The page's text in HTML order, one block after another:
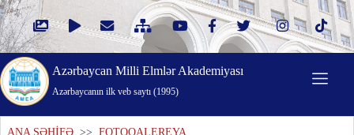
Azərbaycan Milli Elmlər Akademiyası
Azərbaycanın ilk veb saytı (1995)
ANA SƏHİFƏ >> FOTOQALEREYA